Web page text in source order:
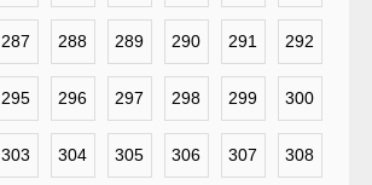
287 288 289 290 291 292
295 296 297 298 299 300
303 304 305 306 307 308